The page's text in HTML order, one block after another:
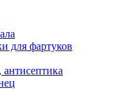
для фартуков